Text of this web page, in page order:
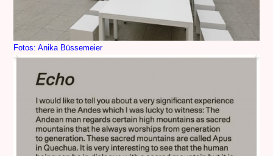
Fotos: Anika Büssemeier